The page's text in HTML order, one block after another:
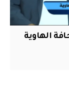
الهاوية